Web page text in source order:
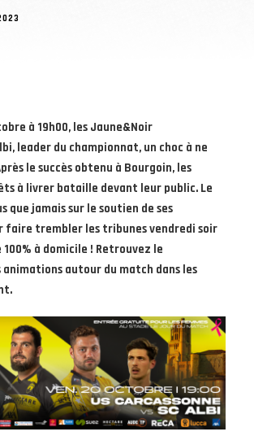
à 19h00, les Jaune&Noir
leader du championnat, un choc à ne
le succès obtenu à Bourgoin, les
à livrer bataille devant leur public. Le
que jamais sur le soutien de ses
faire trembler les tribunes vendredi soir
à domicile ! Retrouvez le
animations autour du match dans les